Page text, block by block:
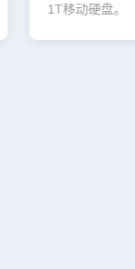
1T移动硬盘。